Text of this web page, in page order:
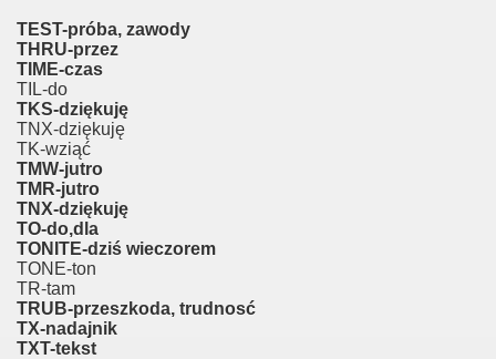
TEST-próba, zawody
THRU-przez
TIME-czas
TIL-do
TKS-dziękuję
TNX-dziękuję
TK-wziąć
TMW-jutro
TMR-jutro
TNX-dziękuję
TO-do,dla
TONITE-dziś wieczorem
TONE-ton
TR-tam
TRUB-przeszkoda, trudnosć
TX-nadajnik
TXT-tekst